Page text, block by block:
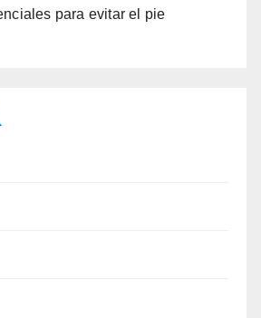
para evitar el pie